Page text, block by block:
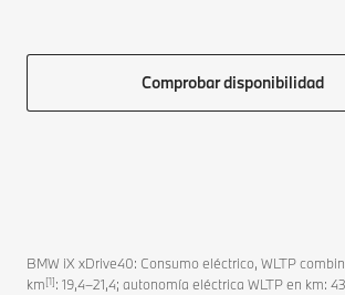
Comprobar disponibilidad
BMW iX xDrive40: Consumo eléctrico, WLTP
km[1]: 19,4–21,4; autonomía eléctrica WLTP en km: